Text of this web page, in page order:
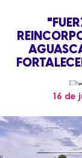
16 de